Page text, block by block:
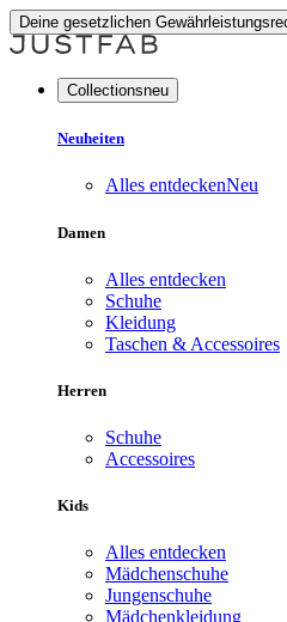
Deine gesetzlichen
Collectionsneu
Neuheiten
Alles entdeckenNeu
Damen
Alles entdecken
Schuhe
Kleidung
Taschen & Accessoires
Herren
Schuhe
Accessoires
Kids
Alles entdecken
Mädchenschuhe
Jungenschuhe
Mädchenkleidung